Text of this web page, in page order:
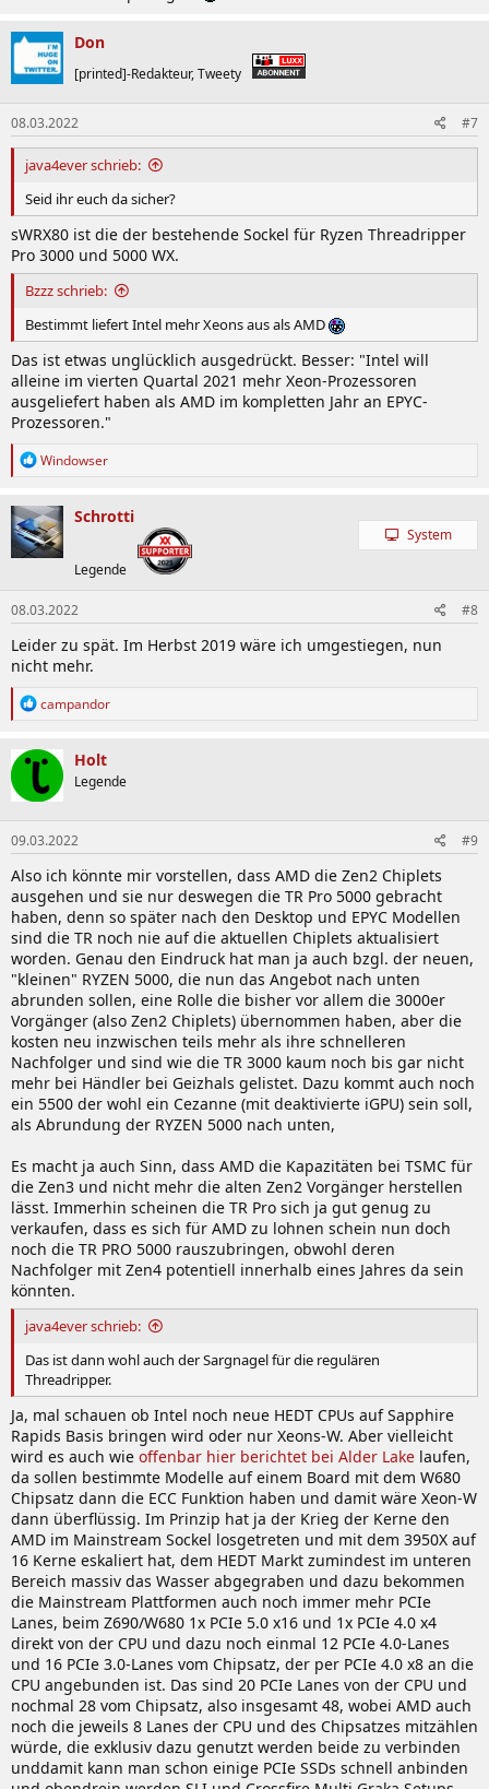
Don
[printed]-Redakteur, Tweety
08.03.2022 #7
java4ever schrieb:
Seid ihr euch da sicher?
sWRX80 ist die der bestehende Sockel für Ryzen Threadripper
Pro 3000 und 5000 WX.
Bzzz schrieb:
Bestimmt liefert Intel mehr Xeons aus als AMD
Das ist etwas unglücklich ausgedrückt. Besser: "Intel will
alleine im vierten Quartal 2021 mehr Xeon-Prozessoren
ausgeliefert haben als AMD im kompletten Jahr an EPYC-
Prozessoren."
R
k
t
i
o
n
Windowser
Schrotti
Legende
System
08.03.2022 #8
Leider zu spät. Im Herbst 2019 wäre ich umgestiegen, nun
nicht mehr.
R
k
t
i
o
n
e
n
:
campandor
Holt
Legende
09.03.2022 #9
Also ich könnte mir vorstellen, dass AMD die Zen2 Chiplets
ausgehen und sie nur deswegen die TR Pro 5000 gebracht
haben, denn so später nach den Desktop und EPYC Modellen
sind die TR noch nie auf die aktuellen Chiplets aktualisiert
worden. Genau den Eindruck hat man ja auch bzgl. der neuen,
"kleinen" RYZEN 5000, die nun das Angebot nach unten
abrunden sollen, eine Rolle die bisher vor allem die 3000er
Vorgänger (also Zen2 Chiplets) übernommen haben, aber die
kosten neu inzwischen teils mehr als ihre schnelleren
Nachfolger und sind wie die TR 3000 kaum noch bis gar nicht
mehr bei Händler bei Geizhals gelistet. Dazu kommt auch noch
ein 5500 der wohl ein Cezanne (mit deaktivierte iGPU) sein soll,
als Abrundung der RYZEN 5000 nach unten,
Es macht ja auch Sinn, dass AMD die Kapazitäten bei TSMC für
die Zen3 und nicht mehr die alten Zen2 Vorgänger herstellen
lässt. Immerhin scheinen die TR Pro sich ja gut genug zu
verkaufen, dass es sich für AMD zu lohnen schein nun doch
noch die TR PRO 5000 rauszubringen, obwohl deren
Nachfolger mit Zen4 potentiell innerhalb eines Jahres da sein
könnten.
java4ever schrieb:
Das ist dann wohl auch der Sargnagel für die regulären
Threadripper.
Ja, mal schauen ob Intel noch neue HEDT CPUs auf Sapphire
Rapids Basis bringen wird oder nur Xeons-W. Aber vielleicht
wird es auch wie offenbar hier berichtet bei Alder Lake laufen,
da sollen bestimmte Modelle auf einem Board mit dem W680
Chipsatz dann die ECC Funktion haben und damit wäre Xeon-W
dann überflüssig. Im Prinzip hat ja der Krieg der Kerne den
AMD im Mainstream Sockel losgetreten und mit dem 3950X auf
16 Kerne eskaliert hat, dem HEDT Markt zumindest im unteren
Bereich massiv das Wasser abgegraben und dazu bekommen
die Mainstream Plattformen auch noch immer mehr PCIe
Lanes, beim Z690/W680 1x PCIe 5.0 x16 und 1x PCIe 4.0 x4
direkt von der CPU und dazu noch einmal 12 PCIe 4.0-Lanes
und 16 PCIe 3.0-Lanes vom Chipsatz, der per PCIe 4.0 x8 an die
CPU angebunden ist. Das sind 20 PCIe Lanes von der CPU und
nochmal 28 vom Chipsatz, also insgesamt 48, wobei AMD auch
noch die jeweils 8 Lanes der CPU und des Chipsatzes mitzählen
würde, die exklusiv dazu genutzt werden beide zu verbinden
unddamit kann man schon einige PCIe SSDs schnell anbinden